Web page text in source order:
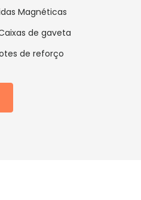
Magnéticas
de gaveta
de reforço